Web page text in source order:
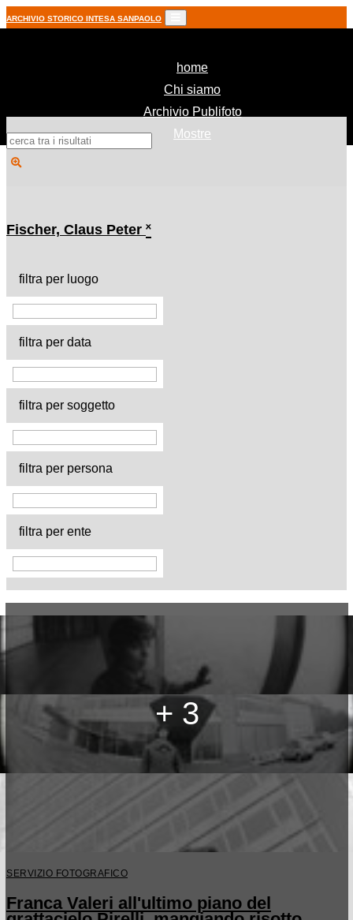
ARCHIVIO STORICO INTESA SANPAOLO
home(current)
Chi siamo
Archivio Publifoto
Mostre
Fischer, Claus Peter ˟
filtra per luogo
filtra per data
filtra per soggetto
filtra per persona
filtra per ente
+ 3
SERVIZIO FOTOGRAFICO
Franca Valeri all'ultimo piano del